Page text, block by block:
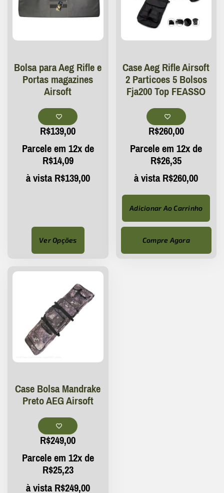
Bolsa para Aeg Rifle e
Portas magazines
Airsoft
R$139,00
Parcele em 12x de
R$14,09
à vistaR$139,00
Ver Opções
Case Aeg Rifle Airsoft
2 Particoes 5 Bolsos
Fja200 Top FEASSO
R$260,00
Parcele em 12x de
R$26,35
à vistaR$260,00
Adicionar Ao Carrinho
Compre Agora
Case Bolsa Mandrake
Preto AEG Airsoft
R$249,00
Parcele em 12x de
R$25,23
à vistaR$249,00